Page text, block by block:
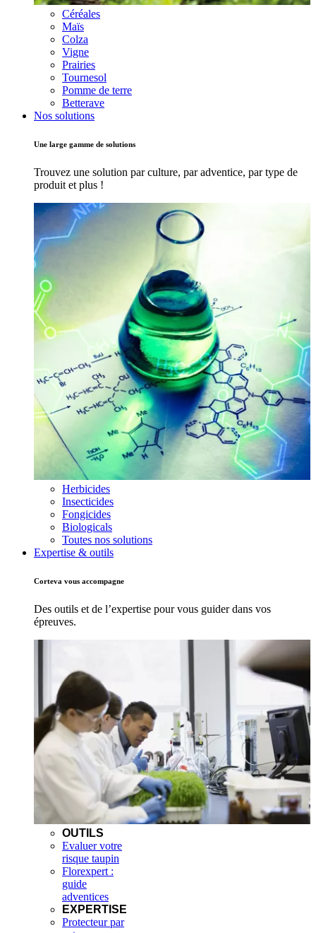
Céréales
Maïs
Colza
Vigne
Prairies
Tournesol
Pomme de terre
Betterave
Nos solutions
Une large gamme de solutions
Trouvez une solution par culture, par adventice, par type de
produit et plus !
Herbicides
Insecticides
Fongicides
Biologicals
Toutes nos solutions
Expertise & outils
Corteva vous accompagne
Des outils et de l’expertise pour vous guider dans vos
épreuves.
OUTILS
Evaluer votre
risque taupin
Florexpert :
guide
adventices
EXPERTISE
Protecteur par